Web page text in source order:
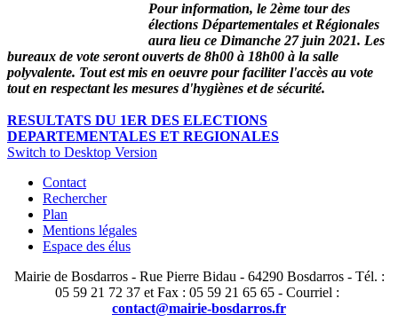
Pour information, le 2ème tour des
élections Départementales et Régionales
aura lieu ce Dimanche 27 juin 2021. Les
bureaux de vote seront ouverts de 8h00 à 18h00 à la salle
polyvalente. Tout est mis en oeuvre pour faciliter l'accès au vote
tout en respectant les mesures d'hygiènes et de sécurité.
RESULTATS DU 1ER DES ELECTIONS
DEPARTEMENTALES ET REGIONALES
Switch to Desktop Version
Contact
Rechercher
Plan
Mentions légales
Espace des élus
Mairie de Bosdarros - Rue Pierre Bidau - 64290 Bosdarros - Tél. :
05 59 21 72 37 et Fax : 05 59 21 65 65 - Courriel :
contact@mairie-bosdarros.fr